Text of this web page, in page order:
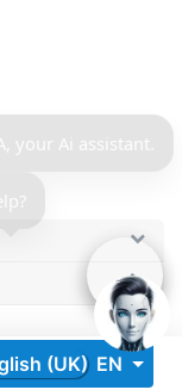
EN
o singură
your Ai assistant.